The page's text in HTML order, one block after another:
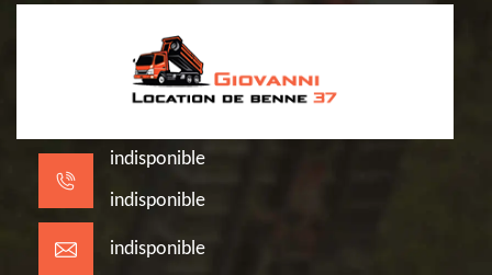
indisponible
indisponible
indisponible